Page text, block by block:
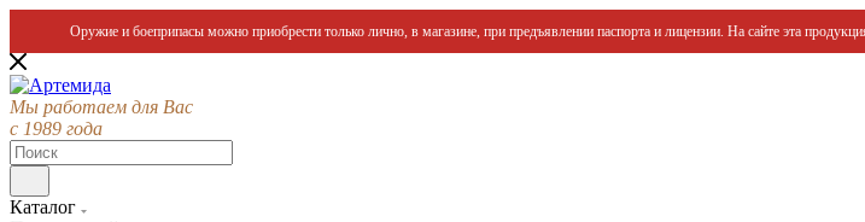
Оружие и боеприпасы можно приобрести только лично, в магазине, при предъявлении паспорта и лицензии. На сайте эта
Мы работаем для Вас
с 1989 года
Каталог